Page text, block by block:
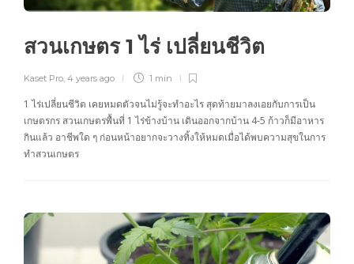
สวนเกษตร 1 ไร่ เปลี่ยนชีวิต
Kaset Pro, 4 years ago 1 min
1 ไร่เปลี่ยนชีวิต เคยหมดตัวจนไม่รู้จะทำอะไร สุดท้ายมาลงเอยกับการเป็น
เกษตรกร สวนเกษตรพื้นที่ 1 ไร่ข้างบ้าน เดินออกจากบ้าน 4-5 ก้าวก็มีอาหาร
กินแล้ว อาชีพใด ๆ ก่อนหน้าอยากจะวางทิ้งให้หมดเมื่อได้พบความสุขในการ
ทำสวนเกษตร